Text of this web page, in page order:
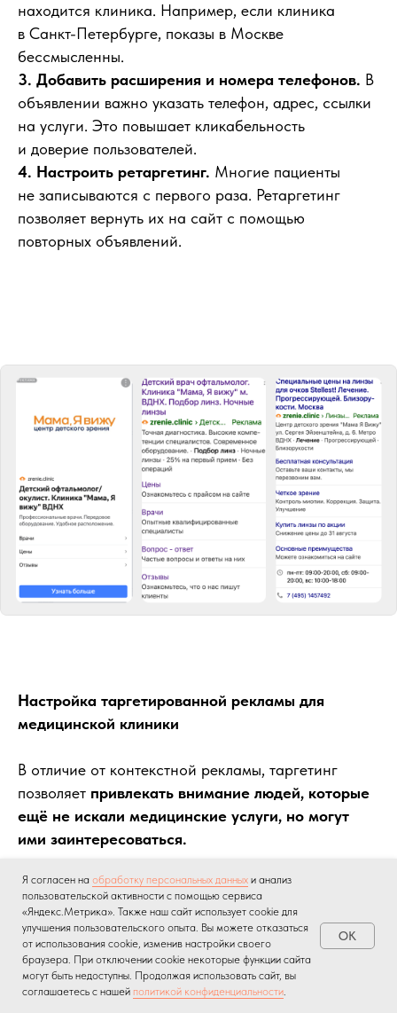
находится клиника. Например, если клиника
в Санкт-Петербурге, показы в Москве
бессмысленны.
3. Добавить расширения и номера телефонов. В
объявлении важно указать телефон, адрес, ссылки
на услуги. Это повышает кликабельность
и доверие пользователей.
4. Настроить ретаргетинг. Многие пациенты
не записываются с первого раза. Ретаргетинг
позволяет вернуть их на сайт с помощью
повторных объявлений.
Настройка таргетированной рекламы для
медицинской клиники
В отличие от контекстной рекламы, таргетинг
позволяет привлекать внимание людей, которые
ещё не искали медицинские услуги, но могут
ими заинтересоваться.
Какие форматы объявлений работают лучше
всего?
Видео— показы врачей, отзывов пациентов,
работы клиники.
Карточки врачей- «Запишитесь к ведущему
Я согласен на обработку персональных данных и анализ
пользовательской активности с помощью сервиса
«Яндекс.Метрика». Также наш сайт использует cookie для
улучшения пользовательского опыта. Вы можете отказаться
от использования cookie, изменив настройки своего
браузера. При отключении cookie некоторые функции сайта
могут быть недоступны. Продолжая использовать сайт, вы
соглашаетесь с нашей политикой конфиденциальности.
OK